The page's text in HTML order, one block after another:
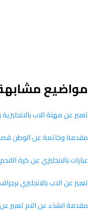
مواضيع
تعبير عن مهنة الاب
مقدمة وخاتمة عن الوطن
عبارات بالانجليزي عن كرة
تعبير عن الدب بالانجليزي
مقدمة انشاء عن الام تعبير